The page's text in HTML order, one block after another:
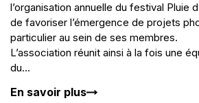
l’organisation annuelle du festival Pluie
de favoriser l’émergence de projets
particulier au sein de ses membres.
L’association réunit ainsi à la fois une
du...
En savoir plus